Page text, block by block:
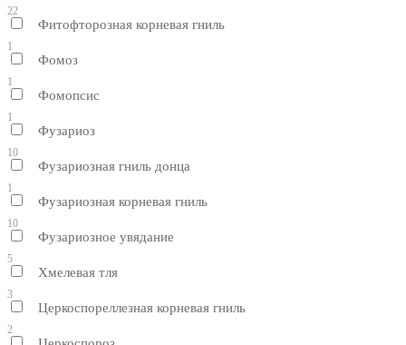
22
Фитофторозная корневая гниль
1
Фомоз
1
Фомопсис
1
Фузариоз
10
Фузариозная гниль донца
1
Фузариозная корневая гниль
10
Фузариозное увядание
5
Хмелевая тля
3
Церкоспореллезная корневая гниль
2